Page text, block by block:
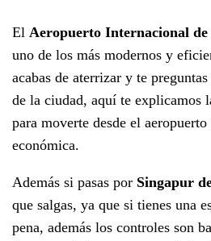
El Aeropuerto Internacional de
uno de los más modernos y
acabas de aterrizar y te
de la ciudad, aquí te explicamos
para moverte desde el
económica.
Además si pasas por Singapur
que salgas, ya que si tienes una
pena, además los controles son